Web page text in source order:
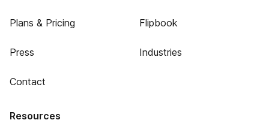
Plans & Pricing
Press
Contact
Flipbook
Industries
Resources